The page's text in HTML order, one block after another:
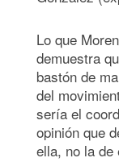
Lo que
demuestra
bastón de
del
sería el
opinión que
ella, no la de